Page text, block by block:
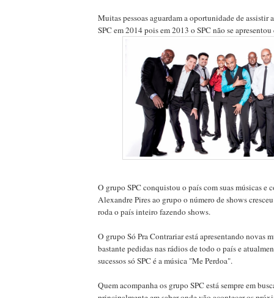
Muitas pessoas aguardam a oportunidade de assistir
SPC em 2014 pois em 2013 o SPC não se
O grupo SPC conquistou o país com suas músicas e
Alexandre Pires ao grupo o número de shows
roda o país inteiro fazendo shows.
O grupo Só Pra Contrariar está apresentando novas
bastante pedidas nas rádios de todo o país e
sucessos só SPC é a música "Me Perdoa".
Quem acompanha os grupo SPC está sempre em